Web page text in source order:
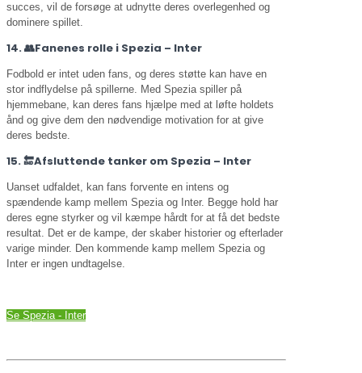
succes, vil de forsøge at udnytte deres overlegenhed og
dominere spillet.
14. 👥Fanenes rolle i Spezia – Inter
Fodbold er intet uden fans, og deres støtte kan have en
stor indflydelse på spillerne. Med Spezia spiller på
hjemmebane, kan deres fans hjælpe med at løfte holdets
ånd og give dem den nødvendige motivation for at give
deres bedste.
15. 🔚Afsluttende tanker om Spezia – Inter
Uanset udfaldet, kan fans forvente en intens og
spændende kamp mellem Spezia og Inter. Begge hold har
deres egne styrker og vil kæmpe hårdt for at få det bedste
resultat. Det er de kampe, der skaber historier og efterlader
varige minder. Den kommende kamp mellem Spezia og
Inter er ingen undtagelse.
Se Spezia - Inter